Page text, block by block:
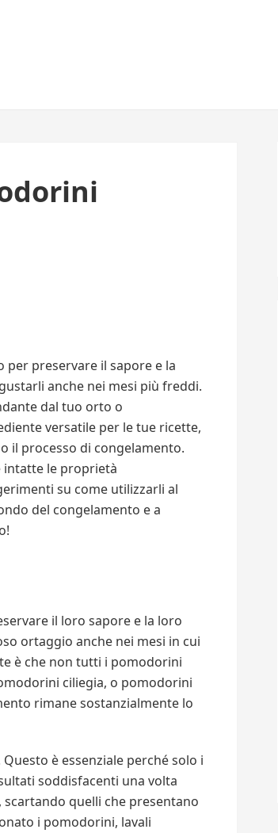
preservare il sapore e la
anche nei mesi più freddi.
dal tuo orto o
versatile per le tue ricette,
il processo di congelamento.
intatte le proprietà
su come utilizzarli al
del congelamento e a
il loro sapore e la loro
ortaggio anche nei mesi in cui
è che non tutti i pomodorini
ciliegia, o pomodorini
rimane sostanzialmente lo
è essenziale perché solo i
soddisfacenti una volta
quelli che presentano
i pomodorini, lavali